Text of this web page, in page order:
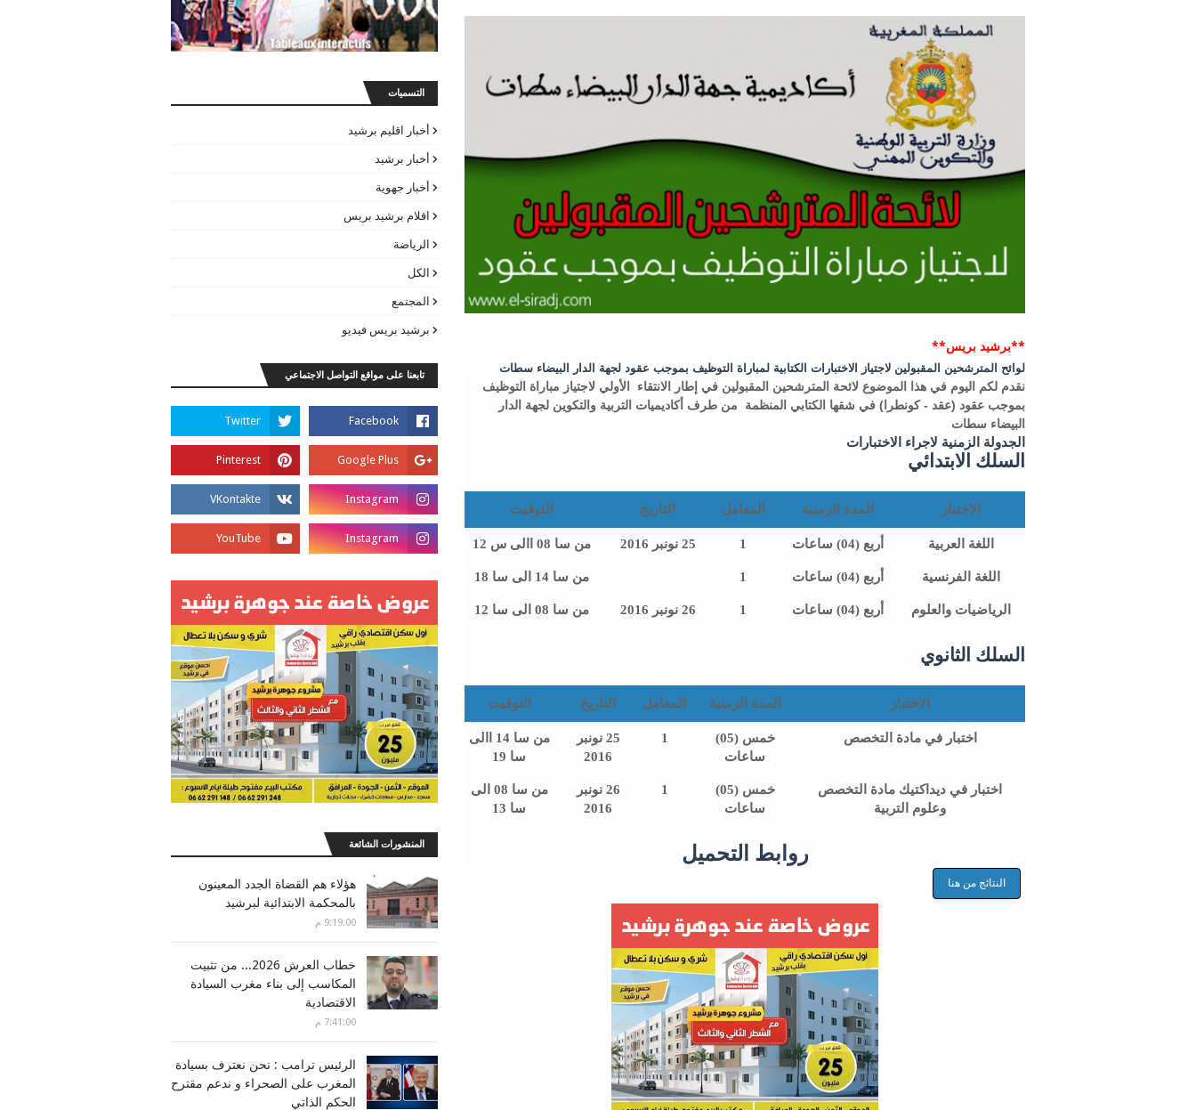
**برشيد بريس**
لوائح المترشحين المقبولين لاجتياز الاختبارات الكتابية لمباراة التوظيف بموجب عقود لجهة الدار البيضاء سطات
نقدم لكم اليوم في هذا الموضوع لائحة المترشحين المقبولين في إطار الانتقاء الأولي لاجتياز مباراة التوظيف
بموجب عقود (عقد - كونطرا) في شقها الكتابي المنظمة من طرف أكاديميات التربية والتكوين لجهة الدار
البيضاء سطات
الجدولة الزمنية لاجراء الاختبارات
السلك الابتدائي
الاختبار المدة الزمنية المعامل التاريخ التوقيت
اللغة العربية أربع (04) ساعات 1 25 نونبر 2016 من سا 08 االى س 12
اللغة الفرنسية أربع (04) ساعات 1 من سا 14 الى سا 18
الرياضيات والعلوم أربع (04) ساعات 1 26 نونبر 2016 من سا 08 الى سا 12
السلك الثانوي
الاختبار المدة الزمنية المعامل التاريخ التوقيت
اختبار في مادة التخصص
خمس (05)
ساعات
1
25 نونبر
2016
من سا 14 االى
سا 19
اختبار في ديداكتيك مادة التخصص
وعلوم التربية
خمس (05)
ساعات
1
26 نونبر
2016
من سا 08 الى
سا 13
روابط التحميل
النتائج من هنا
التسميات
أخبار اقليم برشيد
أخبار برشيد
أخبار جهوية
اقلام برشيد بريس
الرياضة
الكل
المجتمع
برشيد بريس فيديو
تابعنا على مواقع التواصل الاجتماعي
المنشورات الشائعة
هؤلاء هم القضاة الجدد المعينون
بالمحكمة الابتدائية لبرشيد
9:19:00 م
خطاب العرش 2026... من تثبيت
المكاسب إلى بناء مغرب السيادة
الاقتصادية
7:41:00 م
الرئيس ترامب : نحن نعترف بسيادة
المغرب على الصحراء و ندعم مقترح
الحكم الذاتي